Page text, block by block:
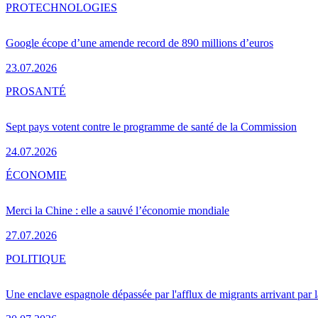
Google écope d’une amende record de 890 millions d’euros
23.07.2026
PROTECHNOLOGIES
Sept pays votent contre le programme de santé de la Commission
24.07.2026
PROSANTÉ
Merci la Chine : elle a sauvé l’économie mondiale
27.07.2026
ÉCONOMIE
Une enclave espagnole dépassée par l'afflux de migrants arrivant par
POLITIQUE